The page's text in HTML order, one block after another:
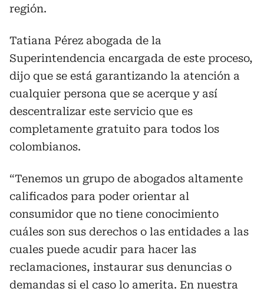
región.
Tatiana Pérez abogada de la
Superintendencia encargada de este proceso,
dijo que se está garantizando la atención a
cualquier persona que se acerque y así
descentralizar este servicio que es
completamente gratuito para todos los
colombianos.
“Tenemos un grupo de abogados altamente
calificados para poder orientar al
consumidor que no tiene conocimiento
cuáles son sus derechos o las entidades a las
cuales puede acudir para hacer las
reclamaciones, instaurar sus denuncias o
demandas si el caso lo amerita. En nuestra